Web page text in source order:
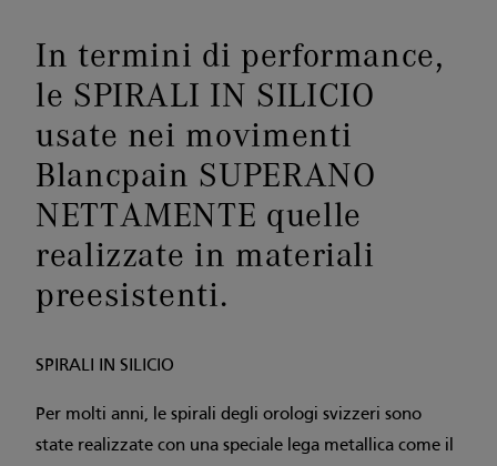
In termini di performance,
le SPIRALI IN SILICIO
usate nei movimenti
Blancpain SUPERANO
NETTAMENTE quelle
realizzate in materiali
preesistenti.
SPIRALI IN SILICIO
Per molti anni, le spirali degli orologi svizzeri sono
state realizzate con una speciale lega metallica come il